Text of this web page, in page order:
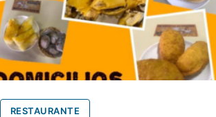
RESTAURANTE